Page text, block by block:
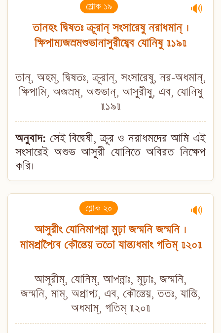
শ্লোক ১৯ 🔊
তানহং দ্বিষতঃ ক্রূরান্ সংসারেষু নরাধমান্ ।
ক্ষিপাম্যজস্রমশুভানাসুরীষ্বেব যোনিষু ॥১৯॥
তান্, অহম্, দ্বিষতঃ, ক্রূরান্, সংসারেষু, নর-অধমান্,
ক্ষিপামি, অজস্রম্, অশুভান্, আসুরীষু, এব, যোনিষু
॥১৯॥
অনুবাদ: সেই বিদ্বেষী, ক্রূর ও নরাধমদের আমি এই
সংসারেই অশুভ আসুরী যোনিতে অবিরত নিক্ষেপ
করি।
শ্লোক ২০ 🔊
আসুরীং যোনিমাপন্না মুঢ়া জন্মনি জন্মনি ।
মামপ্রাপ্যৈব কৌন্তেয় ততো যান্ত্যধমাং গতিম্ ॥২০॥
আসুরীম্, যোনিম্, আপন্নাঃ, মুঢ়াঃ, জন্মনি,
জন্মনি, মাম্, অপ্রাপ্য, এব, কৌন্তেয়, ততঃ, যান্তি,
অধমাম্, গতিম্ ॥২০॥